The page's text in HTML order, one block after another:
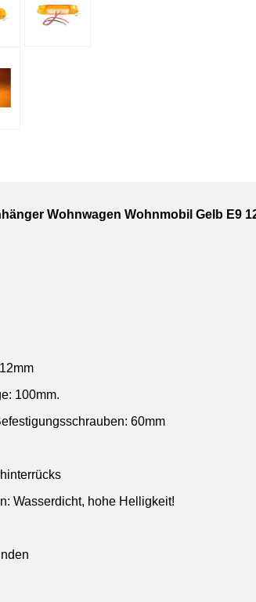
Wohnwagen Wohnmobil Gelb E9
100mm.
60mm
Wasserdicht, hohe Helligkeit!